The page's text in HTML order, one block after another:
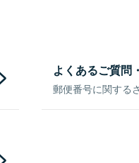
よくあるご質問
郵便番号に関する